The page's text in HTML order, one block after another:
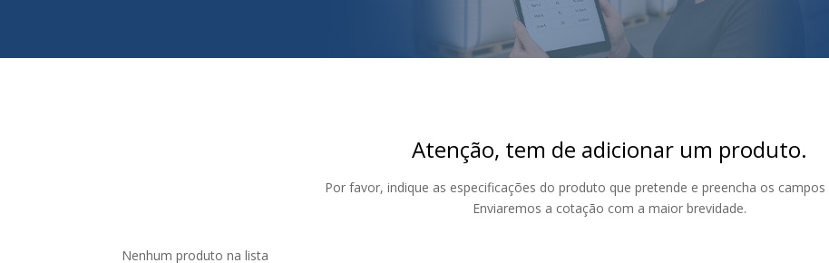
Atenção, tem de adicionar um produto.
Por favor, indique as especificações do produto que pretende e preencha os campos
Enviaremos a cotação com a maior brevidade.
Nenhum produto na lista